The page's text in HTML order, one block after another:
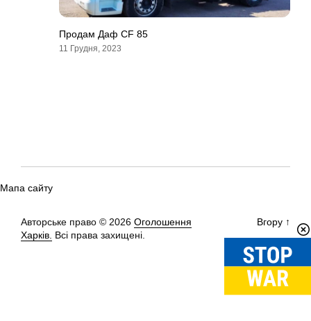
Продам Даф CF 85
11 Грудня, 2023
Мапа сайту
Авторське право © 2026 Оголошення
Харків. Всі права захищені.
Вгору ↑